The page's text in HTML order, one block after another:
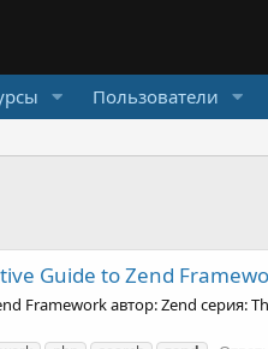
Пользователи
Guide to Zend
Framework автор: Zend серия: